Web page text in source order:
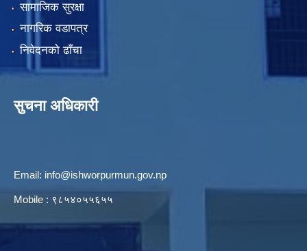
सामाजिक सुरक्षा
नागरिक वडापत्र
निवेदनको ढाँचा
सुचना अधिकारी
Email: info@ishworpurmun.gov.np
Mobile : ९८५४०५५६५५